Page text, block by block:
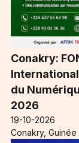
Conakry:
du
2026
19-10-2026
Conakry, Guinée